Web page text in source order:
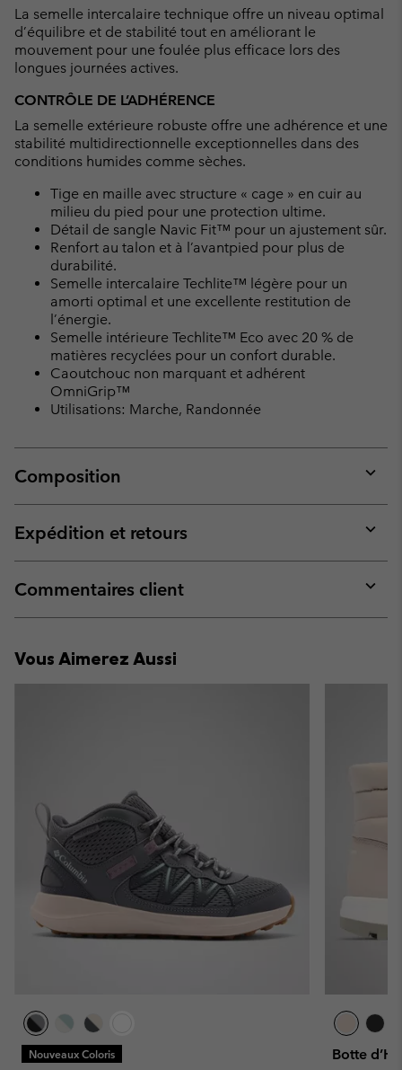
La semelle intercalaire technique offre un niveau optimal
d’équilibre et de stabilité tout en améliorant le
mouvement pour une foulée plus efficace lors des
longues journées actives.
CONTRÔLE DE L’ADHÉRENCE
La semelle extérieure robuste offre une adhérence et une
stabilité multidirectionnelle exceptionnelles dans des
conditions humides comme sèches.
Tige en maille avec structure « cage » en cuir au
milieu du pied pour une protection ultime.
Détail de sangle Navic Fit™ pour un ajustement sûr.
Renfort au talon et à l’avantpied pour plus de
durabilité.
Semelle intercalaire Techlite™ légère pour un
amorti optimal et une excellente restitution de
l’énergie.
Semelle intérieure Techlite™ Eco avec 20 % de
matières recyclées pour un confort durable.
Caoutchouc non marquant et adhérent
OmniGrip™
Utilisations: Marche, Randonnée
Composition
or
Expédition et retours
or
Commentaires client
or
Vous Aimerez Aussi
Nouveaux Coloris Botte